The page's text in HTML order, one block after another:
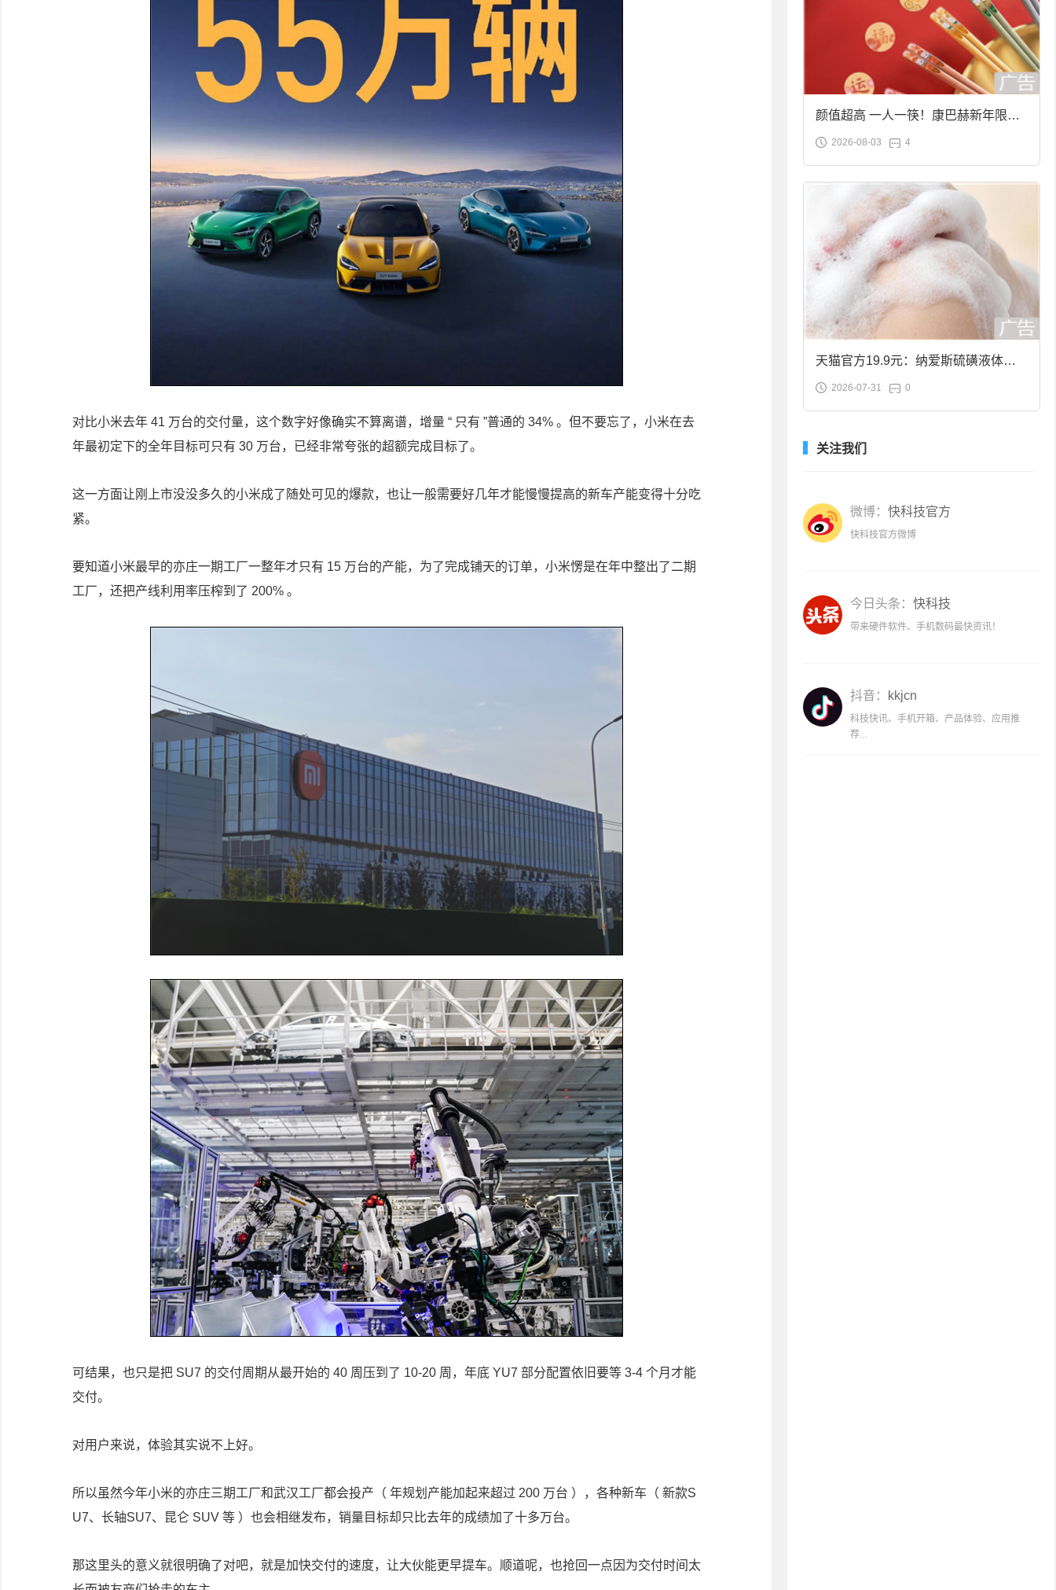
对比小米去年 41 万台的交付量，这个数字好像确实不算离谱，增量 “ 只有 ”普通的 34% 。但不要忘了，小米在去
年最初定下的全年目标可只有 30 万台，已经非常夸张的超额完成目标了。
这一方面让刚上市没没多久的小米成了随处可见的爆款，也让一般需要好几年才能慢慢提高的新车产能变得十分吃
紧。
要知道小米最早的亦庄一期工厂一整年才只有 15 万台的产能，为了完成铺天的订单，小米愣是在年中整出了二期
工厂，还把产线利用率压榨到了 200% 。
可结果，也只是把 SU7 的交付周期从最开始的 40 周压到了 10-20 周，年底 YU7 部分配置依旧要等 3-4 个月才能
交付。
对用户来说，体验其实说不上好。
所以虽然今年小米的亦庄三期工厂和武汉工厂都会投产（ 年规划产能加起来超过 200 万台 ），各种新车（ 新款S
U7、长轴SU7、昆仑 SUV 等 ）也会相继发布，销量目标却只比去年的成绩加了十多万台。
那这里头的意义就很明确了对吧，就是加快交付的速度，让大伙能更早提车。顺道呢，也抢回一点因为交付时间太
颜值超高 一人一筷！康巴赫新年限定
合金筷子大促：19.9元
2026-08-03 4
天猫官方19.9元：纳爱斯硫磺液体香
皂2斤大促
2026-07-31 0
关注我们
微博： 快科技官方
快科技官方微博
今日头条： 快科技
带来硬件软件、手机数码最快资讯！
抖音： kkjcn
科技快讯、手机开箱、产品体验、应用推
荐...